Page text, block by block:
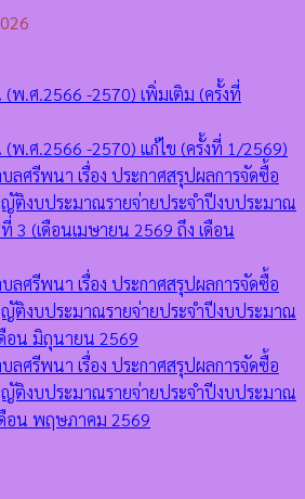
.ศ.2566 -2570) เพิ่มเติม (ครั้งที่
.ศ.2566 -2570) แก้ไข (ครั้งที่ 1/2569)
ลศรีพนา เรื่อง ประกาศสรุปผลการจัดซื้อ
ติงบประมาณรายจ่ายประจำปีงบประมาณ
3 (เดือนเมษายน 2569 ถึง เดือน
ลศรีพนา เรื่อง ประกาศสรุปผลการจัดซื้อ
ติงบประมาณรายจ่ายประจำปีงบประมาณ
อน มิถุนายน 2569
ลศรีพนา เรื่อง ประกาศสรุปผลการจัดซื้อ
ติงบประมาณรายจ่ายประจำปีงบประมาณ
อน พฤษภาคม 2569